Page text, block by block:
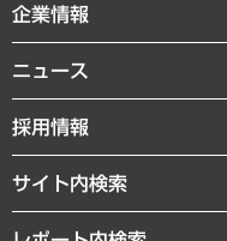
共生・ダイバーシティ
GRC（ガバナンス・リスク・コ
経済・産業・雇用・労働
まちづくり・観光・交通・スポ
コラム
経営用語集
受託・受注実績（官公庁関連）
メディア掲載・出演
セミナー・イベント情報
MUFGビジネスセミナー
受託案件情報
企業情報
私たちの想い
社長メッセージ
会社概要
沿革
ニュース
ニュースリリース
お知らせ
採用情報
サイト内検索